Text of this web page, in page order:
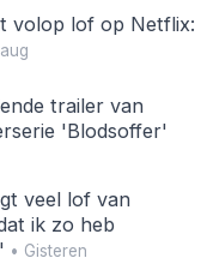
volop lof op Netflix:
trailer van
'Blodsoffer'
veel lof van
ik zo heb
• Gisteren